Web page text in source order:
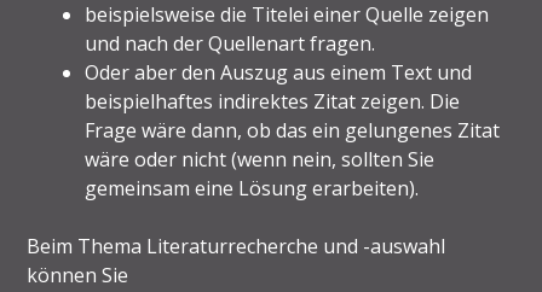
beispielsweise die Titelei einer Quelle zeigen
und nach der Quellenart fragen.
Oder aber den Auszug aus einem Text und
beispielhaftes indirektes Zitat zeigen. Die
Frage wäre dann, ob das ein gelungenes Zitat
wäre oder nicht (wenn nein, sollten Sie
gemeinsam eine Lösung erarbeiten).
Beim Thema Literaturrecherche und -auswahl
können Sie